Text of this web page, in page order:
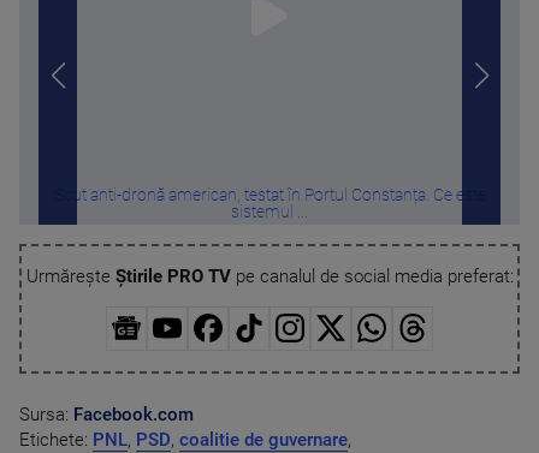
Scut anti-dronă american, testat în Portul Constanța. Ce este
sistemul ...
Urmărește Știrile PRO TVpe canalul de social media preferat:
Sursa: Facebook.com
Etichete: PNL, PSD, coalitie de guvernare,